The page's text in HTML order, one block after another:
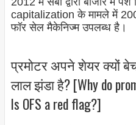
capitalization के मामले में
फॉर सेल मैकेनिज्म उपलब्ध है।
प्रमोटर अपने शेयर क्यों
लाल झंडा है? [Why do
Is OFS a red flag?]